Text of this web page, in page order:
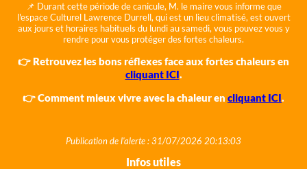
📌 Durant cette période de canicule, M. le maire vous informe que
l'espace Culturel Lawrence Durrell, qui est un lieu climatisé, est ouvert
aux jours et horaires habituels du lundi au samedi, vous pouvez vous y
rendre pour vous protéger des fortes chaleurs.
👉 Retrouvez les bons réflexes face aux fortes chaleurs en
cliquant ICI.
👉 Comment mieux vivre avec la chaleur en cliquant ICI.
Publication de l'alerte : 31/07/2026 20:13:03
Infos utiles